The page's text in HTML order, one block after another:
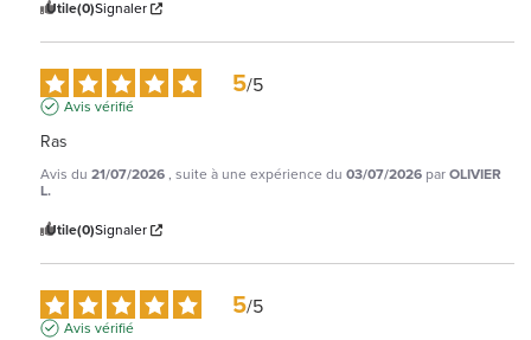
Utile(0)Signaler
5/5
Avis vérifié
Ras
Avis du 21/07/2026, suite à une expérience du 03/07/2026 parOLIVIER
L.
Utile(0)Signaler
5/5
Avis vérifié